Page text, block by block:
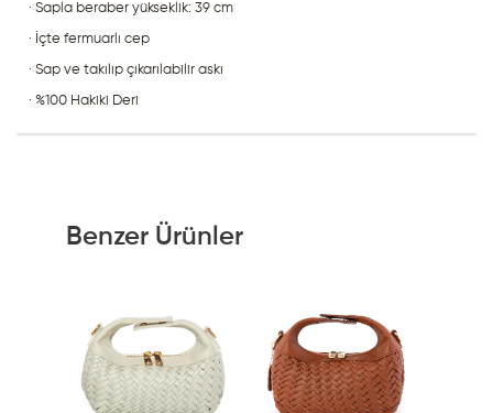
· Sapla beraber yükseklik: 39 cm
· İçte fermuarlı cep
· Sap ve takılıp çıkarılabilir askı
· %100 Hakiki Deri
Benzer Ürünler
Ürünü İncele Ürünü İncele